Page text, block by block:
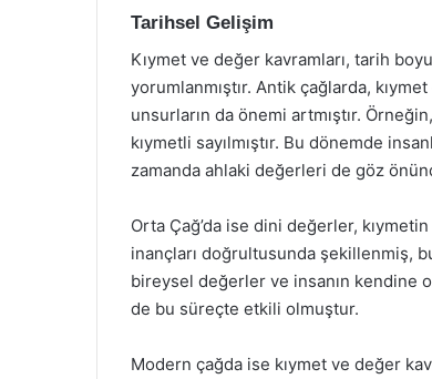
Tarihsel Gelişim
Kıymet ve değer kavramları, tarih
yorumlanmıştır. Antik çağlarda,
unsurların da önemi artmıştır.
kıymetli sayılmıştır. Bu dönemde
zamanda ahlaki değerleri de göz
Orta Çağ’da ise dini değerler,
inançları doğrultusunda şekillenmiş,
bireysel değerler ve insanın kendine
de bu süreçte etkili olmuştur.
Modern çağda ise kıymet ve değer